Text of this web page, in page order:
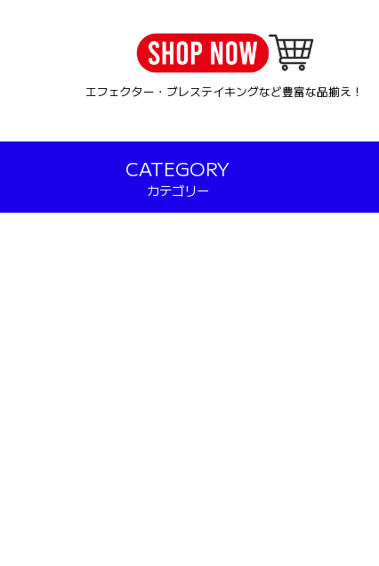
エフェクター・ブレステイキングなど豊富な品揃え！
CATEGORY
カテゴリー